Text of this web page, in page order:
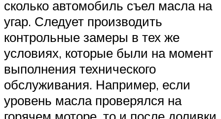
сколько автомобиль съел масла на
угар. Следует производить
контрольные замеры в тех же
условиях, которые были на момент
выполнения технического
обслуживания. Например, если
уровень масла проверялся на